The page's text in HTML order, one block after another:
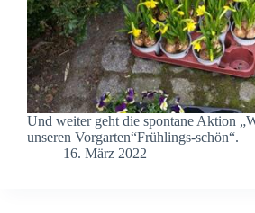
Und weiter geht die spontane Aktion
unseren Vorgarten“Frühlings-schön“.
16. März 2022